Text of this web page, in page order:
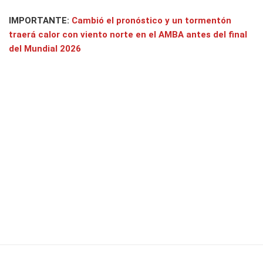
IMPORTANTE: Cambió el pronóstico y un tormentón
traerá calor con viento norte en el AMBA antes del final
del Mundial 2026